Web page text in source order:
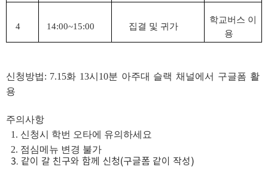
4 14:00~15:00 집결 및 귀가
학교버스 이
용
신청방법: 7.15화 13시10분 아주대 슬랙 채널에서 구글폼 활
용
주의사항
1. 신청시 학번 오타에 유의하세요
2. 점심메뉴 변경 불가
3. 같이 갈 친구와 함께 신청(구글폼 같이 작성)